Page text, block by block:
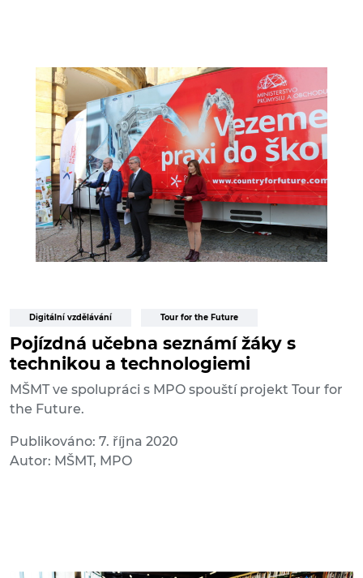
Digitální vzdělávání Tour for the Future
Pojízdná učebna seznámí žáky s
technikou a technologiemi
MŠMT ve spolupráci s MPO spouští projekt Tour for
the Future.
Publikováno: 7. října 2020
Autor: MŠMT, MPO